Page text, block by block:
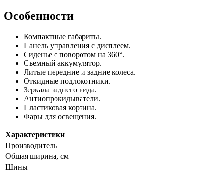
Особенности
Компактные габариты.
Панель управления с дисплеем.
Сиденье с поворотом на 360°.
Съемный аккумулятор.
Литые передние и задние колеса.
Откидные подлокотники.
Зеркала заднего вида.
Антиопрокидыватели.
Пластиковая корзина.
Фары для освещения.
Характеристики
Производитель
Общая ширина, см
Шины